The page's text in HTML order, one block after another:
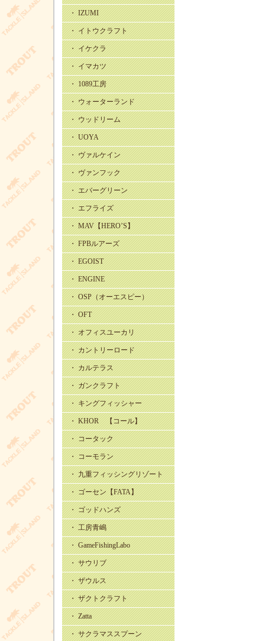
・ IZUMI
・ イトウクラフト
・ イケクラ
・ イマカツ
・ 1089工房
・ ウォーターランド
・ ウッドリーム
・ UOYA
・ ヴァルケイン
・ ヴァンフック
・ エバーグリーン
・ エフライズ
・ MAV【HERO’S】
・ FPBルアーズ
・ EGOIST
・ ENGINE
・ OSP（オーエスピー）
・ OFT
・ オフィスユーカリ
・ カントリーロード
・ カルテラス
・ ガンクラフト
・ キングフィッシャー
・ KHOR 【コール】
・ コータック
・ コーモラン
・ 九重フィッシングリゾート
・ ゴーセン【FATA】
・ ゴッドハンズ
・ 工房青嶋
・ GameFishingLabo
・ サウリブ
・ ザウルス
・ ザクトクラフト
・ Zatta
・ サクラマススプーン